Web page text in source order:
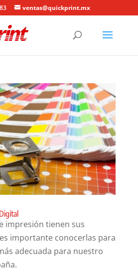
ventas@quickprint.mx
impresión tienen sus
importante conocerlas para
adecuada para nuestro